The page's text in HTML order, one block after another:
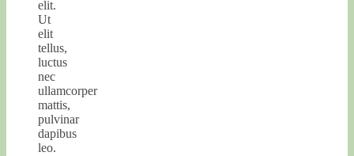
elit.
Ut
elit
tellus,
luctus
nec
ullamcorper
mattis,
pulvinar
dapibus
leo.